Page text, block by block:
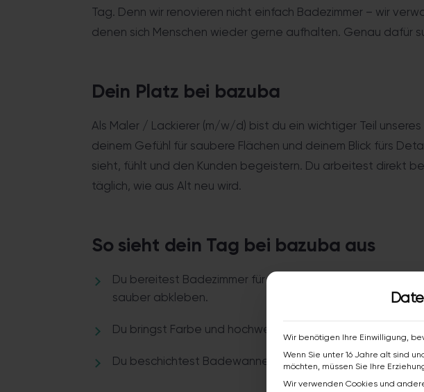
Tag. Denn wir renovieren nicht einfach Badezimmer – wir
denen sich Menschen wieder gerne aufhalten. Genau dafür
Dein Platz bei bazuba
Als Maler / Lackierer (m/w/d) bist du ein wichtiger Teil unseres
deinem Gefühl für saubere Flächen und deinem Blick fürs
sieht, fühlt und den Kunden begeistern. Du arbeitest direkt
täglich, wie aus Alt neu wird.
So sieht dein Tag bei bazuba aus
Du bereitest Badezimmer für ihre Verwandlung vor –
sauber abkleben.
Du bringst Farbe und hochwertige Beschichtungen auf
Du beschichtest Badewannen, Duschtassen, Wände und
Wir benötigen Ihre Einwilligung,
Wenn Sie unter 16 Jahre alt sind
möchten, müssen Sie Ihre
Wir verwenden Cookies und